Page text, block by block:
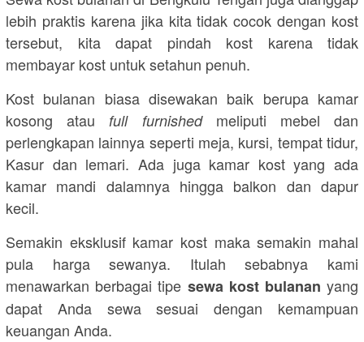
lebih praktis karena jika kita tidak cocok dengan kost
tersebut, kita dapat pindah kost karena tidak
membayar kost untuk setahun penuh.
Kost bulanan biasa disewakan baik berupa kamar
kosong ataufull furnished meliputi mebel dan
perlengkapan lainnya seperti meja, kursi, tempat tidur,
Kasur dan lemari. Ada juga kamar kost yang ada
kamar mandi dalamnya hingga balkon dan dapur
kecil.
Semakin eksklusif kamar kost maka semakin mahal
pula harga sewanya. Itulah sebabnya kami
menawarkan berbagai tipe sewa kost bulanan yang
dapat Anda sewa sesuai dengan kemampuan
keuangan Anda.